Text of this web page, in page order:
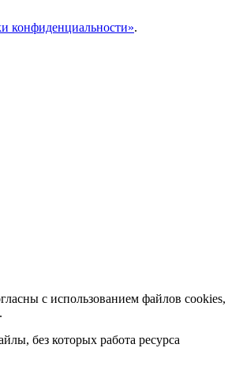
конфиденциальности».
с использованием файлов cookies,
без которых работа ресурса